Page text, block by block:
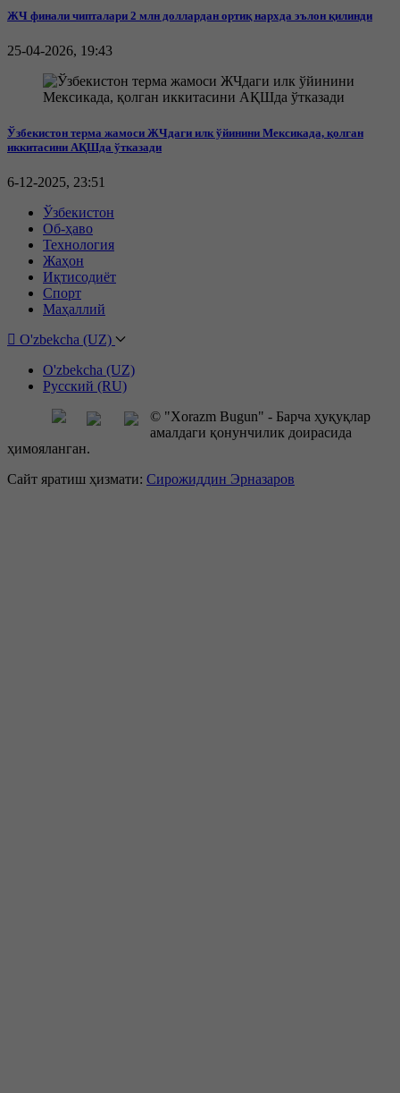
ЖЧ финали чипталари 2 млн доллардан ортиқ нархда эълон қилинди
25-04-2026, 19:43
Ўзбекистон терма жамоси ЖЧдаги илк ўйинини Мексикада, қолган
иккитасини АҚШда ўтказади
6-12-2025, 23:51
Ўзбекистон
Об-ҳаво
Технология
Жаҳон
Иқтисодиёт
Спорт
Маҳаллий
O'zbekcha (UZ)
O'zbekcha (UZ)
Русский (RU)
© "Xorazm Bugun" - Барча ҳуқуқлар
амалдаги қонунчилик доирасида
ҳимояланган.
Сайт яратиш ҳизмати: Сирожиддин Эрназаров